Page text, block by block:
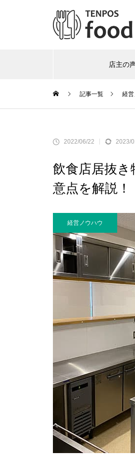
店主の
記事一覧 経
2022/06/22 2023/
飲食店居抜
意点を解説！
経営ノウハウ